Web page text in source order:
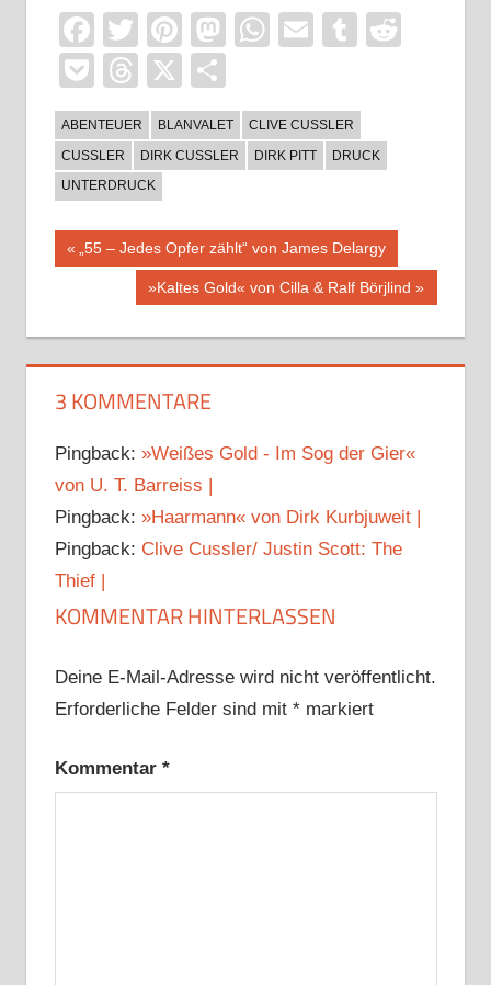
Facebook
TwitterPinterest
Mastodon
WhatsApp
EmailTumblr
PocketThreads
X
ABENTEUER BLANVALET
CLIVE CUSSLER
CUSSLER
DIRK CUSSLER DIRK PITT
DRUCK
UNTERDRUCK
Beitragsnavigation
Vorheriger
„55 – Jedes Opfer zählt“ von James Delargy
Nächster
»Kaltes Gold« von Cilla & Ralf Börjlind
3 KOMMENTARE
Pingback: »Weißes Gold - Im Sog der Gier«
von U. T. Barreiss |
Pingback: »Haarmann« von Dirk Kurbjuweit |
Pingback: Clive Cussler/ Justin Scott: The
Thief |
KOMMENTAR HINTERLASSEN
Deine E-Mail-Adresse wird nicht veröffentlicht.
Erforderliche Felder sind mit *markiert
Kommentar *